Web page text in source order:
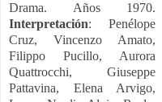
Drama. Años 1970.
Interpretación: Penélope
Cruz, Vincenzo Amato,
Filippo Pucillo, Aurora
Quattrocchi, Giuseppe
Pattavina, Elena Arvigo,